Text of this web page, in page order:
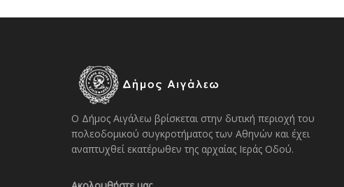
Ο Δήμος Αιγάλεω βρίσκεται στην δυτική περιοχή του
πολεοδομικού συγκροτήματος των Αθηνών και έχει
αναπτυχθεί εκατέρωθεν της αρχαίας Ιεράς Οδού.